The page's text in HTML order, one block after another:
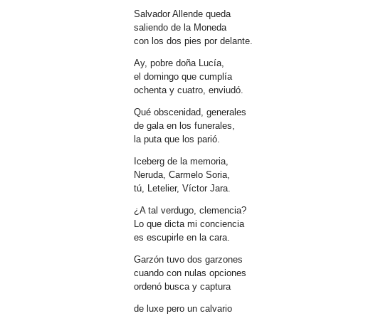
Salvador Allende queda
saliendo de la Moneda
con los dos pies por delante.
Ay, pobre doña Lucía,
el domingo que cumplía
ochenta y cuatro, enviudó.
Qué obscenidad, generales
de gala en los funerales,
la puta que los parió.
Iceberg de la memoria,
Neruda, Carmelo Soria,
tú, Letelier, Víctor Jara.
¿A tal verdugo, clemencia?
Lo que dicta mi conciencia
es escupirle en la cara.
Garzón tuvo dos garzones
cuando con nulas opciones
ordenó busca y captura
de luxe pero un calvario